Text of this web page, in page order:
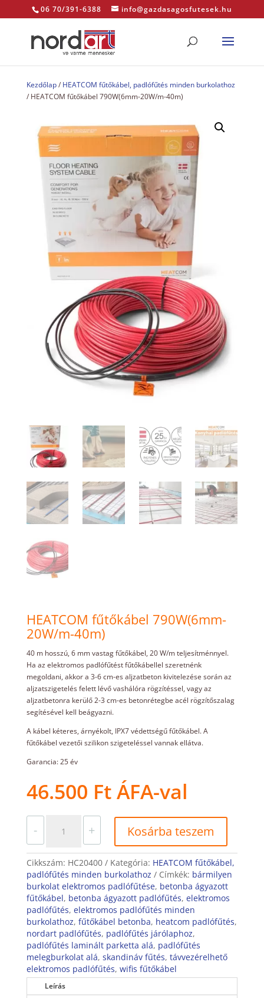
06 70/391-6388 info@gazdasagosfutesek.hu
Kezdőlap/ HEATCOM fűtőkábel, padlófűtés minden burkolathoz
/ HEATCOM fűtőkábel 790W(6mm-20W/m-40m)
HEATCOM fűtőkábel 790W(6mm-
20W/m-40m)
40 m hosszú, 6 mm vastag fűtőkábel, 20 W/m teljesítménnyel.
Ha az elektromos padlófűtést fűtőkábellel szeretnénk
megoldani, akkor a 3-6 cm-es aljzatbeton kivitelezése során az
aljzatszigetelés felett lévő vashálóra rögzítéssel, vagy az
aljzatbetonra kerülő 2-3 cm-es betonrétegbe acél rögzítőszalag
segítésével kell beágyazni.
A kábel kéteres, árnyékolt, IPX7 védettségű fűtőkábel. A
fűtőkábel vezetői szilikon szigeteléssel vannak ellátva.
Garancia: 25 év
46.500 Ft ÁFA-val
-
fűtőkábel
790W(6mm-
20W/m-
40m)
mennyiség
+ Kosárba teszem
Cikkszám: HC20400 Kategória: HEATCOM fűtőkábel,
padlófűtés minden burkolathoz
Címkék: bármilyen
burkolat elektromos padlófűtése, betonba ágyazott
fűtőkábel, betonba ágyazott padlófűtés, elektromos
padlófűtés, elektromos padlófűtés minden
burkolathoz, fűtőkábel betonba, heatcom padlófűtés,
nordart padlófűtés, padlófűtés járólaphoz,
padlófűtés laminált parketta alá, padlófűtés
melegburkolat alá, skandináv fűtés, távvezérelhető
elektromos padlófűtés, wifis fűtőkábel
Leírás